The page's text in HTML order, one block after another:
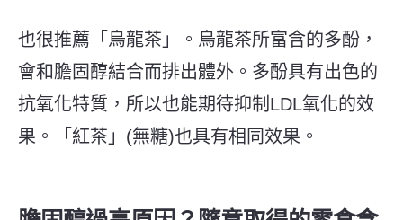
也很推薦「烏龍茶」。烏龍茶所富含的多酚，
會和膽固醇結合而排出體外。多酚具有出色的
抗氧化特質，所以也能期待抑制 LDL氧化的效
果。「紅茶」(無糖)也具有相同效果。